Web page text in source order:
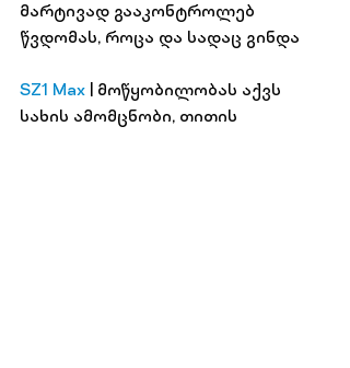
მარტივად გააკონტროლებ
წვდომას, როცა და სადაც გინდა
SZ1 Max
| მოწყობილობას აქვს
სახის ამომცნობი, თითის